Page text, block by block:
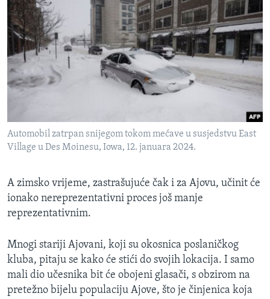
Automobil zatrpan snijegom tokom mećave u susjedstvu East
Village u Des Moinesu, Iowa, 12. januara 2024.
A zimsko vrijeme, zastrašujuće čak i za Ajovu, učinit će
ionako nereprezentativni proces još manje
reprezentativnim.
Mnogi stariji Ajovani, koji su okosnica poslaničkog
kluba, pitaju se kako će stići do svojih lokacija. I samo
mali dio učesnika bit će obojeni glasači, s obzirom na
pretežno bijelu populaciju Ajove, što je činjenica koja